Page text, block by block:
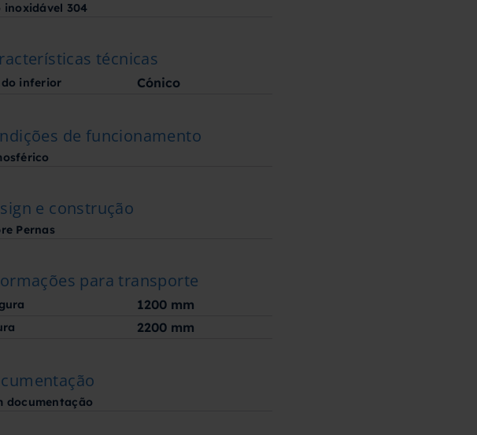
inoxidável 304
técnicas
inferior Cónico
de funcionamento
e construção
Pernas
para transporte
1200 mm
2200 mm
documentação